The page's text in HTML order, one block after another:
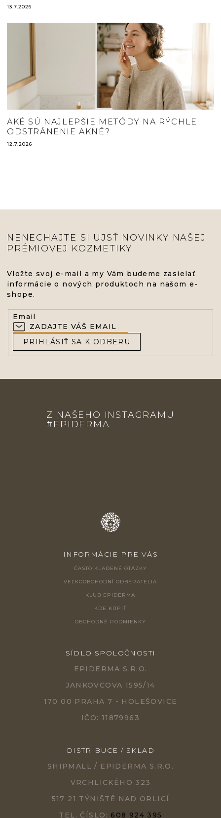
13.7.2026
AKÉ SÚ NAJLEPŠIE METÓDY NA RÝCHLE
ODSTRÁNENIE AKNÉ?
12.7.2026
NENECHAJTE SI UJSŤ NOVINKY NAŠEJ
PRÉMIOVEJ KOZMETIKY
Vložte svoj e-mail a my Vám budeme zasielať
informácie o nových produktoch na našom e-
shope.
Email
PRIHLÁSIŤ SA K ODBERU
Z NAŠEHO INSTAGRAMU
#EPIDERMA
INFORMÁCIE PRE VÁS
ČASTO KLADENÉ OTÁZKY
VEĽKOOBCHODNÍ ODBERATELIA
KLUB EPIDERMA
KDE KÚPIŤ
OBCHODNÉ PODMIENKY
SÍDLO SPOLOČNOSTI
EPIDERMA S.R.O.
JANKOVCOVA 1595/14
170 00 PRAHA 7 - HOLEŠOVICE
IČO: 11879963
DISTRIBUCE / SKLAD
SHIPMALL / EPIDERMA S.R.O.
VRCHLICKÉHO 323
517 21 TÝNIŠTĚ NAD ORLICÍ
TEL. ČÍSLO: 608 924 395